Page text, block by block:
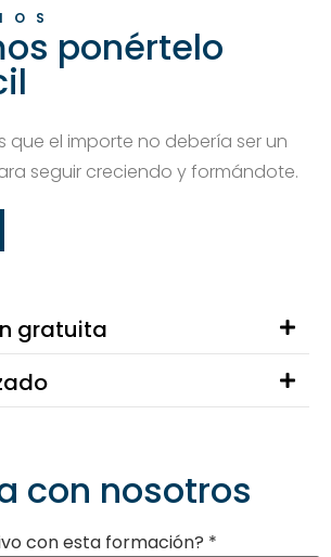
ponértelo
que el importe no debería ser un
seguir creciendo y formándote.
gratuita
con nosotros
con esta formación? *